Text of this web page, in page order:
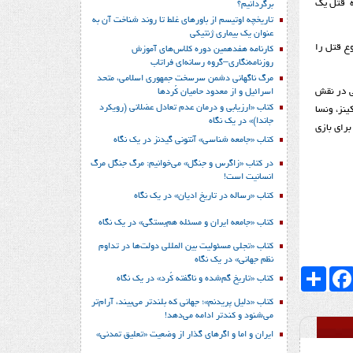
قتل یک
قتل را
آلبرت فینی در نقش
ونسا
اسکار شد. اینگرید برگمن برای بازی
اشتراک
برگردانیم؟
تاریخچه اوتیسم از باورهای غلط تا روند شناخت آن به
عنوان یک بیماری ژنتیکی
کارنامه هفدهمین دوره کلاس‌های آموزش
روزنامه‌نگاری–گروه رسانه‌ای فراتاب
مرگ ناگهانی دشمن سرسخت جمهوری اسلامی، متحد
اسرائیل و از معدود حامیان کُردها
کتاب «ارزیابی و درمان عدم تعادل عضلانی (رویکرد
جاندا)» در یک نگاه
کتاب «جامعه شناسی» آنتونی گیدنز در یک نگاه
در کتاب «زاگرس و جنگل» می‌خوانیم: مرگ جنگل مرگ
انسانیت است!
کتاب «رساله در تاریخ ادیان» در یک نگاه
کتاب «جامعه ایران و مسئله هم‌بستگی» در یک نگاه
کتاب «تجلی مسئولیت بین المللی دولت‌ها در تداوم
نظم جهانی» در یک نگاه
کتاب «تاریخ گم‌شده و ناگفته کُرد» در یک نگاه
کتاب «دلیل پریدنم»؛ جهانی که بلندتر می‌بیند، آرام‌تر
می‌شنود و کندتر ادامه می‌دهد!
ایران و اما و اگرهای گذار از وضعیت «تعلیق تمدنی»